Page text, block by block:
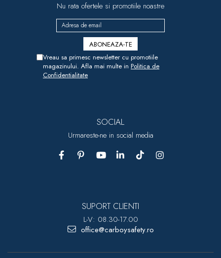
Nu rata ofertele si promotiile noastre
Vreau sa primesc newsletter cu promotiile
magazinului. Afla mai multe in Politica de
Confidentialitate
SOCIAL
Urmareste-ne in social media
SUPORT CLIENTI
L-V: 08.30-17.00
office@carboysafety.ro